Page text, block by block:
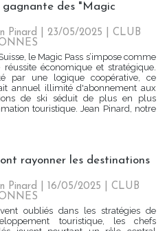
des "Magic
Pinard | 23/05/2025 |CLUB
le Magic Pass s’impose comme
réussite économique et stratégique.
par une logique coopérative, ce
annuel illimité d'abonnement aux
de ski séduit de plus en plus
touristique. Jean Pinard, notre
rayonner les destinations
Pinard | 16/05/2025 |CLUB
oubliés dans les stratégies de
touristique, les chefs